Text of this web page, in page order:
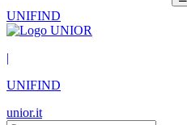
UNIFIND
|
UNIFIND
unior.it